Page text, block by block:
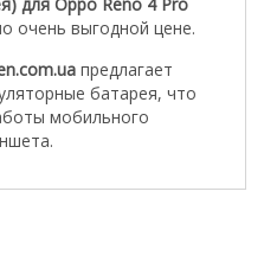
очень выгодной цене.
предлагает
батарея, что
мобильного